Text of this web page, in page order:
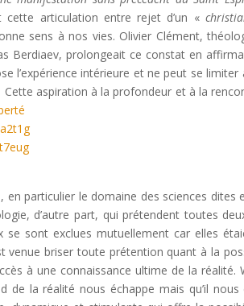
articulation entre rejet d’un «
sens à nos vies. Olivier Clément,
Berdiaev, prolongeait ce constat en
l’expérience intérieure et ne peut se
aspiration à la profondeur et à la
particulier le domaine des sciences dites
d’autre part, qui prétendent toutes
sont exclues mutuellement car elles
venue briser toute prétention quant à la
à une connaissance ultime de la réalité.
la réalité nous échappe mais qu’il nous